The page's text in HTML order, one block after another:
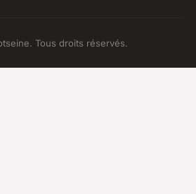
Tous droits réservés.